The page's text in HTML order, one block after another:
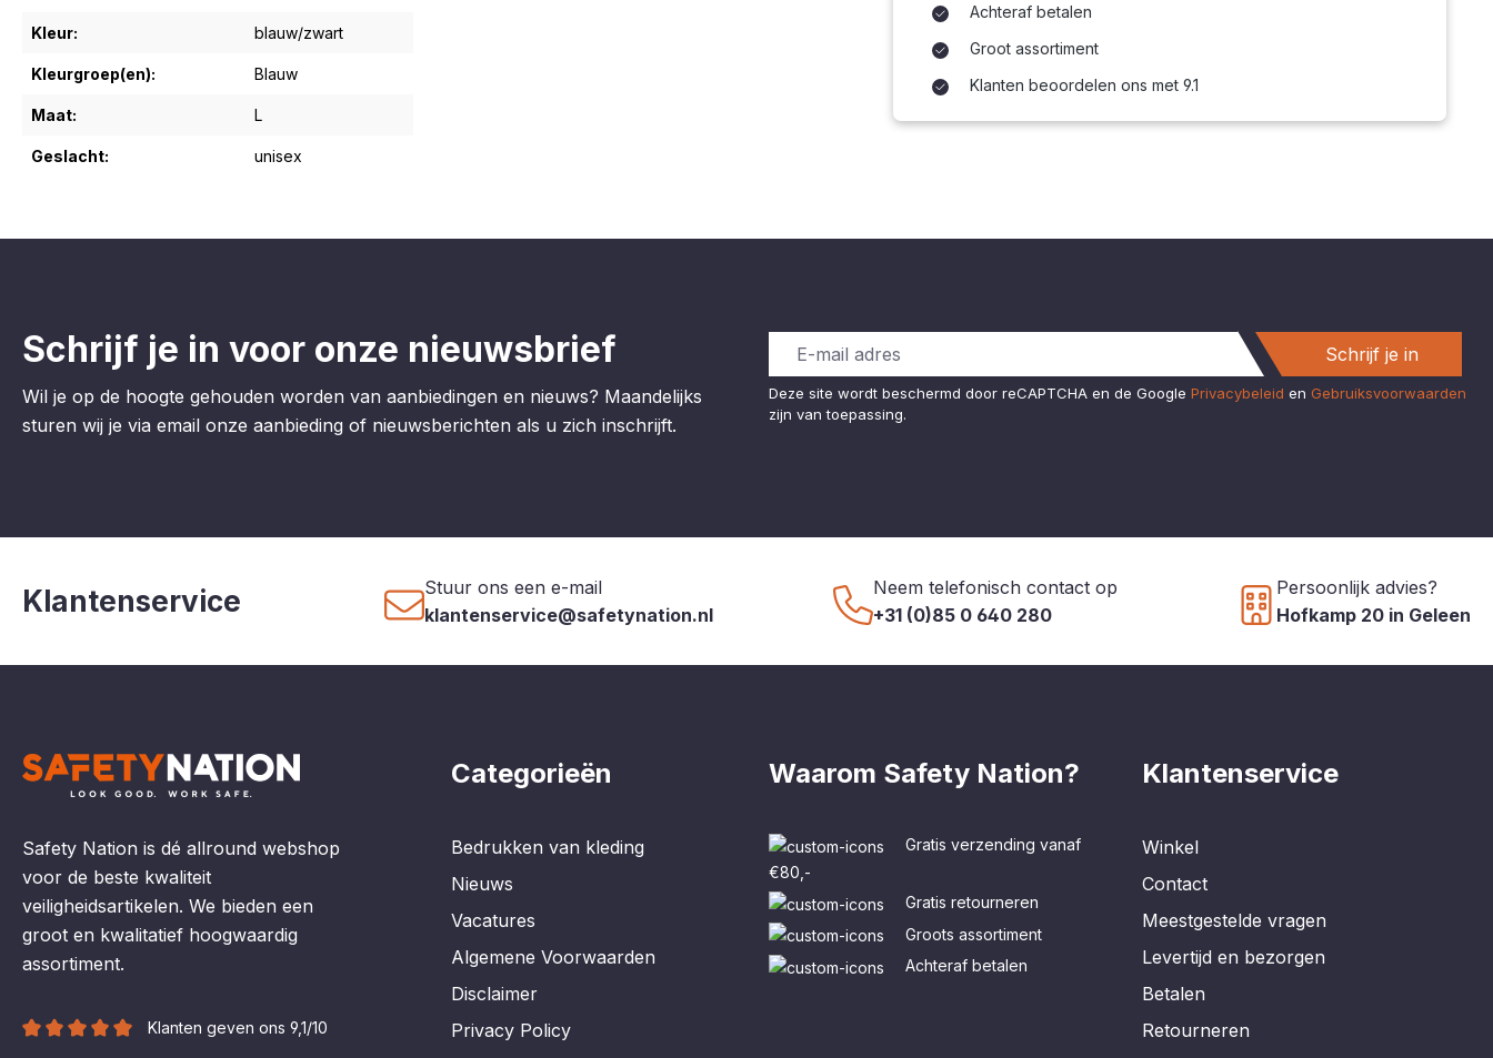
Kleur: blauw/zwart
Kleurgroep(en): Blauw
Maat: L
Geslacht: unisex
Achteraf betalen
Groot assortiment
Klanten beoordelen ons met 9.1
Schrijf je in voor onze nieuwsbrief
Wil je op de hoogte gehouden worden van aanbiedingen en nieuws? Maandelijks
sturen wij je via email onze aanbieding of nieuwsberichten als u zich inschrijft.
Schrijf je in
Deze site wordt beschermd door reCAPTCHA en de Google Privacybeleid en Gebruiksvoorwaarden
zijn van toepassing.
Klantenservice
Stuur ons een e-mail
klantenservice@safetynation.nl
Neem telefonisch contact op
+31 (0)85 0 640 280
Persoonlijk advies?
Hofkamp 20 in Geleen
Safety Nation is dé allround webshop
voor de beste kwaliteit
veiligheidsartikelen. We bieden een
groot en kwalitatief hoogwaardig
assortiment.
Klanten geven ons 9,1/10
Klantenservice
Winkel
Contact
Meestgestelde vragen
Levertijd en bezorgen
Betalen
Retourneren
Waarom Safety Nation?
Gratis verzending vanaf
€80,-
Gratis retourneren
Groots assortiment
Achteraf betalen
Categorieën
Bedrukken van kleding
Nieuws
Vacatures
Algemene Voorwaarden
Disclaimer
Privacy Policy